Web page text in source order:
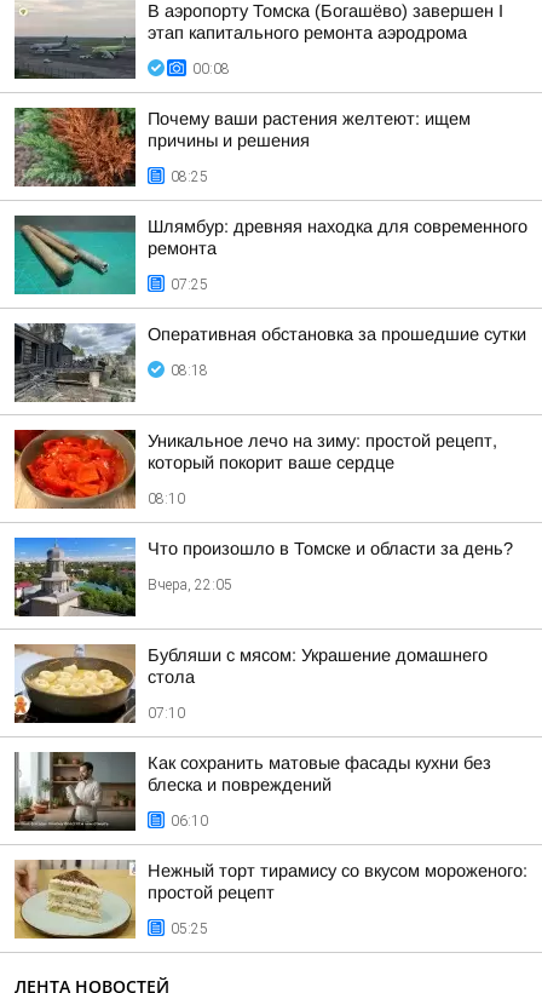
В аэропорту Томска (Богашёво) завершен I
этап капитального ремонта аэродрома
00:08
Почему ваши растения желтеют: ищем
причины и решения
08:25
Шлямбур: древняя находка для современного
ремонта
07:25
Оперативная обстановка за прошедшие сутки
08:18
Уникальное лечо на зиму: простой рецепт,
который покорит ваше сердце
08:10
Что произошло в Томске и области за день?
Вчера, 22:05
Бубляши с мясом: Украшение домашнего
стола
07:10
Как сохранить матовые фасады кухни без
блеска и повреждений
06:10
Нежный торт тирамису со вкусом мороженого:
простой рецепт
05:25
ЛЕНТА НОВОСТЕЙ